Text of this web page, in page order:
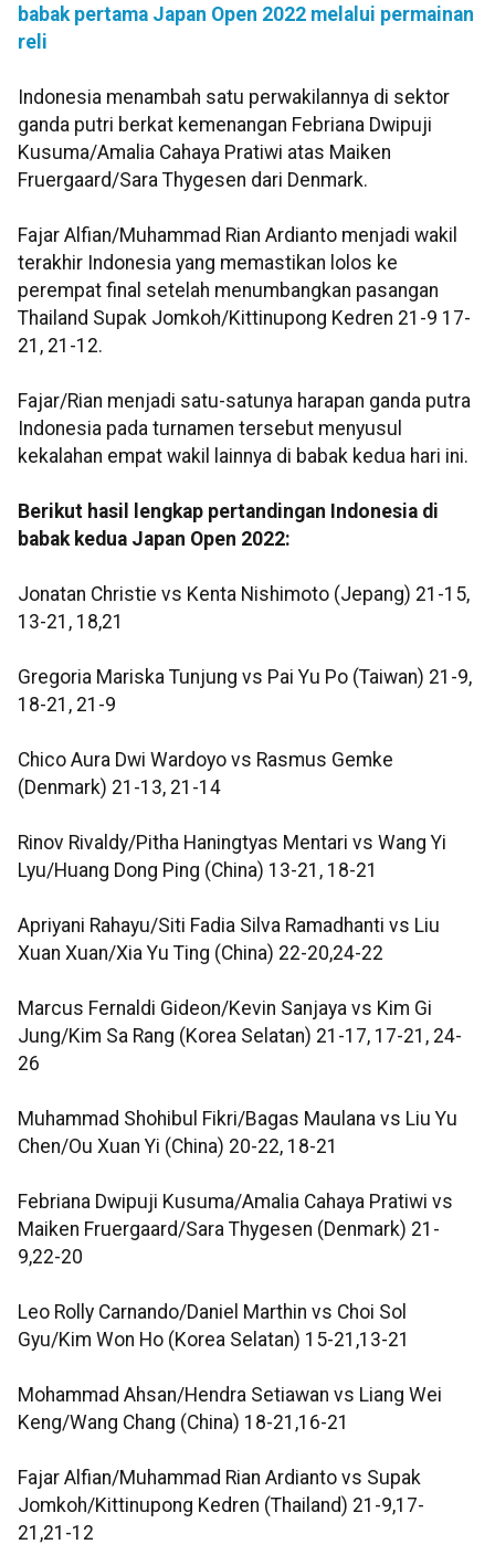
babak pertama Japan Open 2022 melalui permainan
reli
Indonesia menambah satu perwakilannya di sektor
ganda putri berkat kemenangan Febriana Dwipuji
Kusuma/Amalia Cahaya Pratiwi atas Maiken
Fruergaard/Sara Thygesen dari Denmark.
Fajar Alfian/Muhammad Rian Ardianto menjadi wakil
terakhir Indonesia yang memastikan lolos ke
perempat final setelah menumbangkan pasangan
Thailand Supak Jomkoh/Kittinupong Kedren 21-9 17-
21, 21-12.
Fajar/Rian menjadi satu-satunya harapan ganda putra
Indonesia pada turnamen tersebut menyusul
kekalahan empat wakil lainnya di babak kedua hari ini.
Berikut hasil lengkap pertandingan Indonesia di
babak kedua Japan Open 2022:
Jonatan Christie vs Kenta Nishimoto (Jepang) 21-15,
13-21, 18,21
Gregoria Mariska Tunjung vs Pai Yu Po (Taiwan) 21-9,
18-21, 21-9
Chico Aura Dwi Wardoyo vs Rasmus Gemke
(Denmark) 21-13, 21-14
Rinov Rivaldy/Pitha Haningtyas Mentari vs Wang Yi
Lyu/Huang Dong Ping (China) 13-21, 18-21
Apriyani Rahayu/Siti Fadia Silva Ramadhanti vs Liu
Xuan Xuan/Xia Yu Ting (China) 22-20,24-22
Marcus Fernaldi Gideon/Kevin Sanjaya vs Kim Gi
Jung/Kim Sa Rang (Korea Selatan) 21-17, 17-21, 24-
26
Muhammad Shohibul Fikri/Bagas Maulana vs Liu Yu
Chen/Ou Xuan Yi (China) 20-22, 18-21
Febriana Dwipuji Kusuma/Amalia Cahaya Pratiwi vs
Maiken Fruergaard/Sara Thygesen (Denmark) 21-
9,22-20
Leo Rolly Carnando/Daniel Marthin vs Choi Sol
Gyu/Kim Won Ho (Korea Selatan) 15-21,13-21
Mohammad Ahsan/Hendra Setiawan vs Liang Wei
Keng/Wang Chang (China) 18-21,16-21
Fajar Alfian/Muhammad Rian Ardianto vs Supak
Jomkoh/Kittinupong Kedren (Thailand) 21-9,17-
21,21-12